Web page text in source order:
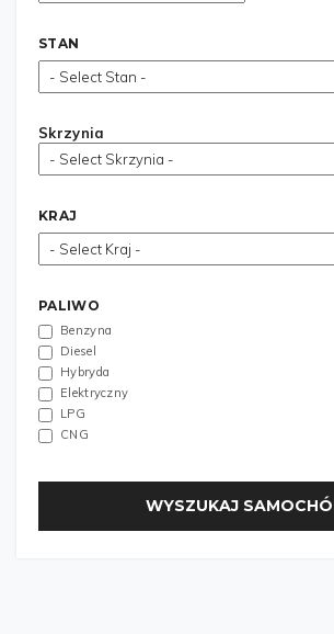
STAN
Skrzynia
KRAJ
PALIWO
Benzyna
Diesel
Hybryda
Elektryczny
LPG
CNG
WYSZUKAJ